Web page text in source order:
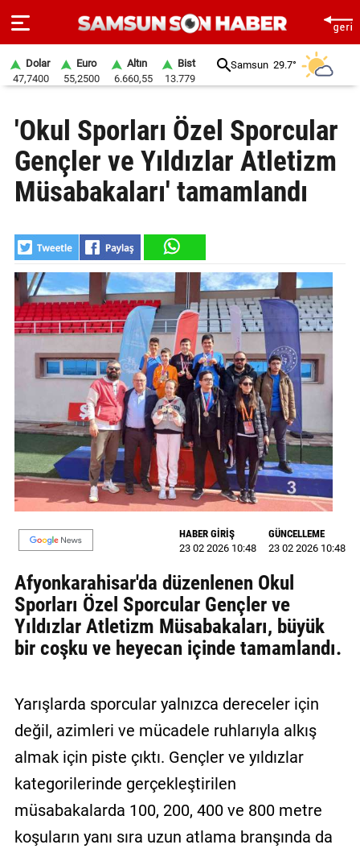
SAYFA
SAMSUN
HABER
GÜNDEM
SİYASET
EKONOMİ
DÜNYA
MAGAZİN
GALERİ
VİDEO
YAZARLAR
BİZE
ULAŞIN
Künye
İletişim
Gizlilik
Dolar
47,7400
Euro
55,2500
Altın
6.660,55
Bist
13.779
Samsun 29.7°
'Okul Sporları Özel Sporcular
Gençler ve Yıldızlar Atletizm
Müsabakaları' tamamlandı
HABER GİRİŞ
23 02 2026 10:48
GÜNCELLEME
23 02 2026 10:48
Afyonkarahisar'da düzenlenen Okul
Sporları Özel Sporcular Gençler ve
Yıldızlar Atletizm Müsabakaları, büyük
bir coşku ve heyecan içinde tamamlandı.
Yarışlarda sporcular yalnızca dereceler için
değil, azimleri ve mücadele ruhlarıyla alkış
almak için piste çıktı. Gençler ve yıldızlar
kategorilerinde gerçekleştirilen
müsabakalarda 100, 200, 400 ve 800 metre
koşuların yanı sıra uzun atlama branşında da